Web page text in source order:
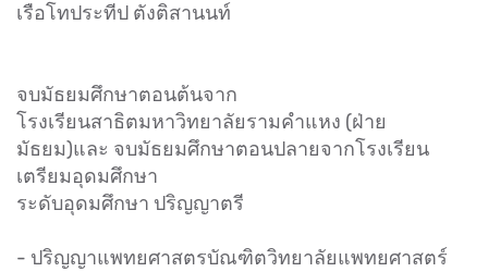
เรือโทประทีป ตังติสานนท์
จบมัธยมศึกษาตอนต้นจาก
โรงเรียนสาธิตมหาวิทยาลัยรามคำแหง (ฝ่าย
มัธยม)และ จบมัธยมศึกษาตอนปลายจากโรงเรียน
เตรียมอุดมศึกษา
ระดับอุดมศึกษา ปริญญาตรี
- ปริญญาแพทยศาสตรบัณฑิตวิทยาลัยแพทยศาสตร์